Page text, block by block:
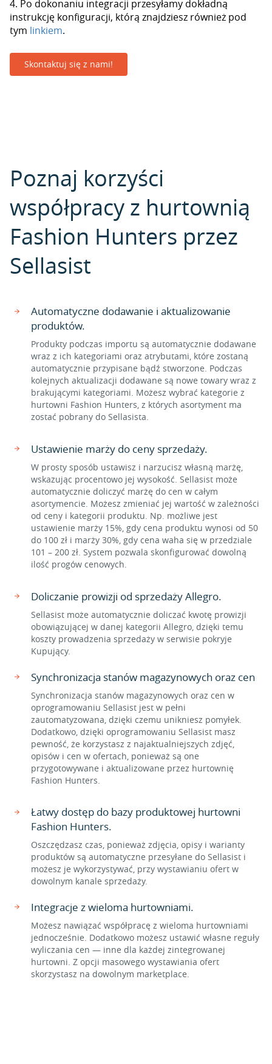
4. Po dokonaniu integracji przesyłamy dokładną
instrukcję konfiguracji, którą znajdziesz również pod
tym linkiem.
Skontaktuj się z nami!
Poznaj korzyści
współpracy z hurtownią
Fashion Hunters przez
Sellasist
Automatyczne dodawanie i aktualizowanie
produktów.
Produkty podczas importu są automatycznie dodawane
wraz z ich kategoriami oraz atrybutami, które zostaną
automatycznie przypisane bądź stworzone. Podczas
kolejnych aktualizacji dodawane są nowe towary wraz z
brakującymi kategoriami. Możesz wybrać kategorie z
hurtowni Fashion Hunters, z których asortyment ma
zostać pobrany do Sellasista.
Ustawienie marży do ceny sprzedaży.
W prosty sposób ustawisz i narzucisz własną marżę,
wskazując procentowo jej wysokość. Sellasist może
automatycznie doliczyć marżę do cen w całym
asortymencie. Możesz zmieniać jej wartość w zależności
od ceny i kategorii produktu. Np. możliwe jest
ustawienie marży 15%, gdy cena produktu wynosi od 50
do 100 zł i marży 30%, gdy cena waha się w przedziale
101 – 200 zł. System pozwala skonfigurować dowolną
ilość progów cenowych.
Doliczanie prowizji od sprzedaży Allegro.
Sellasist może automatycznie doliczać kwotę prowizji
obowiązującej w danej kategorii Allegro, dzięki temu
koszty prowadzenia sprzedaży w serwisie pokryje
Kupujący.
Synchronizacja stanów magazynowych oraz cen
Synchronizacja stanów magazynowych oraz cen w
oprogramowaniu Sellasist jest w pełni
zautomatyzowana, dzięki czemu unikniesz pomyłek.
Dodatkowo, dzięki oprogramowaniu Sellasist masz
pewność, że korzystasz z najaktualniejszych zdjęć,
opisów i cen w ofertach, ponieważ są one
przygotowywane i aktualizowane przez hurtownię
Fashion Hunters.
Łatwy dostęp do bazy produktowej hurtowni
Fashion Hunters.
Oszczędzasz czas, ponieważ zdjęcia, opisy i warianty
produktów są automatyczne przesyłane do Sellasist i
możesz je wykorzystywać, przy wystawianiu ofert w
dowolnym kanale sprzedaży.
Integracje z wieloma hurtowniami.
Możesz nawiązać współpracę z wieloma hurtowniami
jednocześnie. Dodatkowo możesz ustawić własne reguły
wyliczania cen — inne dla każdej zintegrowanej
hurtowni. Z opcji masowego wystawiania ofert
skorzystasz na dowolnym marketplace.